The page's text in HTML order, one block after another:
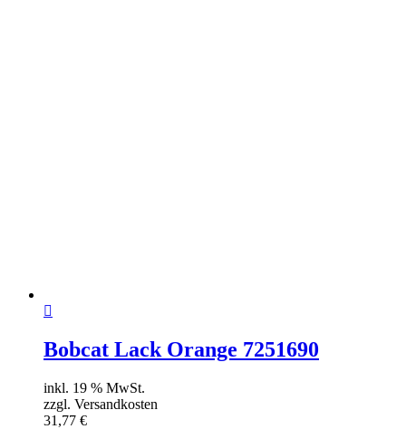
Bobcat Lack Orange 7251690
inkl. 19 % MwSt.
zzgl. Versandkosten
31,77 €